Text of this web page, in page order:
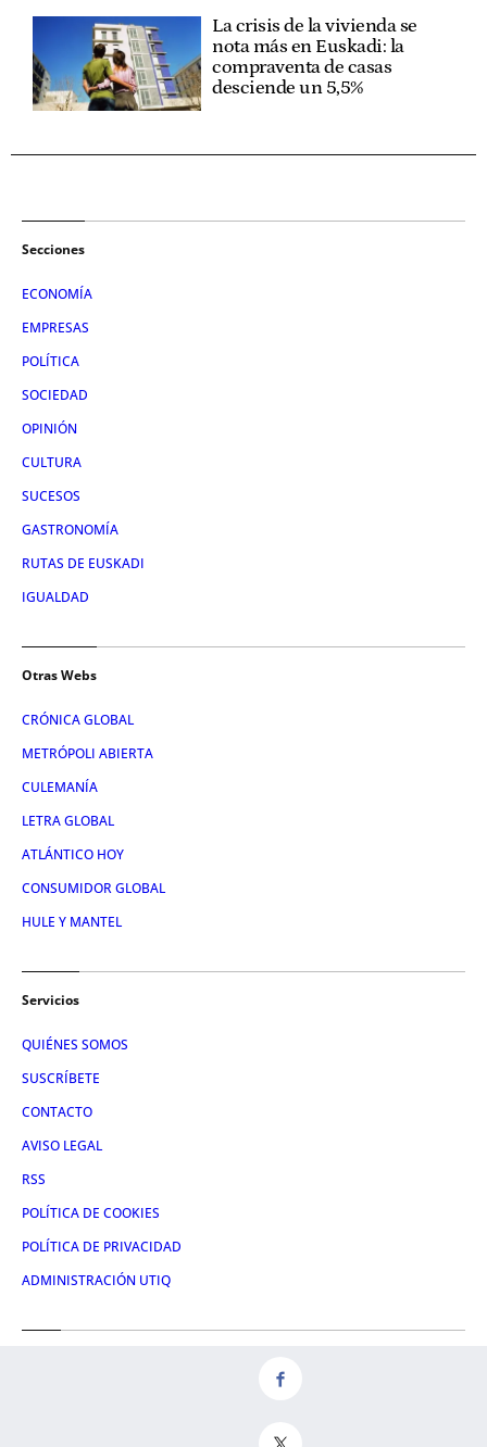
La crisis de la vivienda se
nota más en Euskadi: la
compraventa de casas
desciende un 5,5%
Secciones
ECONOMÍA
EMPRESAS
POLÍTICA
SOCIEDAD
OPINIÓN
CULTURA
SUCESOS
GASTRONOMÍA
RUTAS DE EUSKADI
IGUALDAD
Otras Webs
CRÓNICA GLOBAL
METRÓPOLI ABIERTA
CULEMANÍA
LETRA GLOBAL
ATLÁNTICO HOY
CONSUMIDOR GLOBAL
HULE Y MANTEL
Servicios
QUIÉNES SOMOS
SUSCRÍBETE
CONTACTO
AVISO LEGAL
RSS
POLÍTICA DE COOKIES
POLÍTICA DE PRIVACIDAD
ADMINISTRACIÓN UTIQ